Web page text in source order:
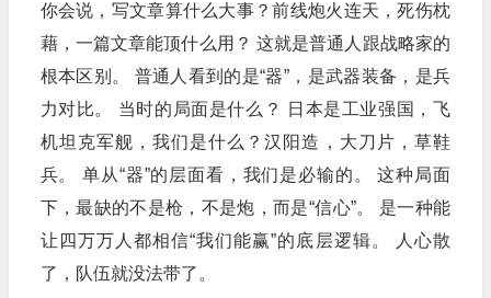
你会说，写文章算什么大事？前线炮火连天，死伤枕
藉，一篇文章能顶什么用？ 这就是普通人跟战略家的
根本区别。 普通人看到的是“器”，是武器装备，是兵
力对比。 当时的局面是什么？ 日本是工业强国，飞
机坦克军舰，我们是什么？汉阳造，大刀片，草鞋
兵。 单从“器”的层面看，我们是必输的。 这种局面
下，最缺的不是枪，不是炮，而是“信心”。 是一种能
让四万万人都相信“我们能赢”的底层逻辑。 人心散
了，队伍就没法带了。